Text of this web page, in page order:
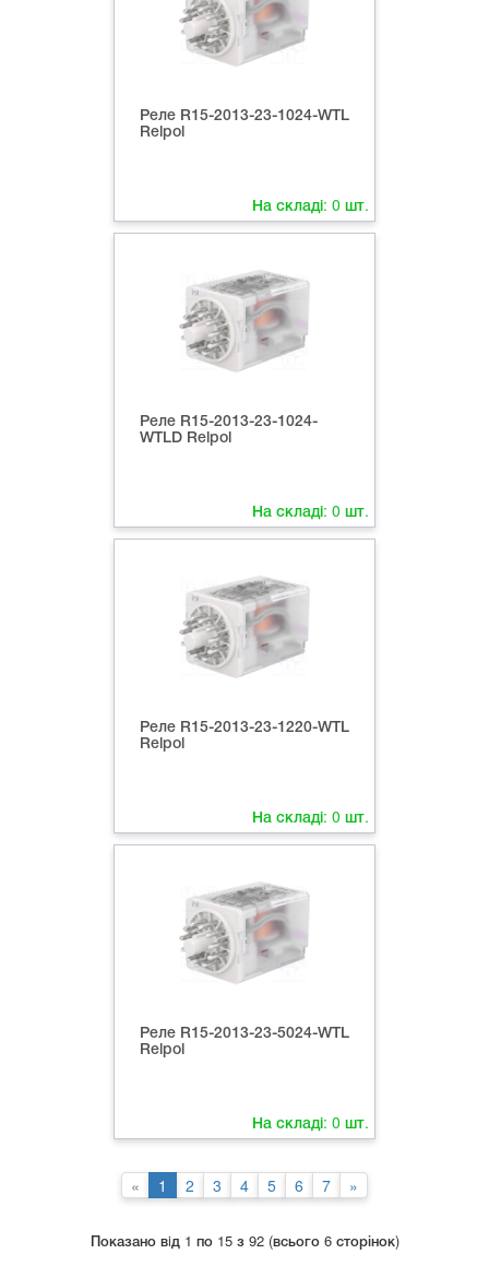
Реле R15-2013-23-1024-WTL
Relpol
На складі: 0 шт.
Реле R15-2013-23-1024-
WTLD Relpol
На складі: 0 шт.
Реле R15-2013-23-1220-WTL
Relpol
На складі: 0 шт.
Реле R15-2013-23-5024-WTL
Relpol
На складі: 0 шт.
« 1 2 3 4 5 6 7 »
Показано вiд 1 по 15 з 92 (всього 6 сторінок)